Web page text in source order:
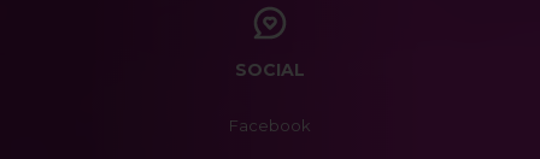
SOCIAL
Facebook